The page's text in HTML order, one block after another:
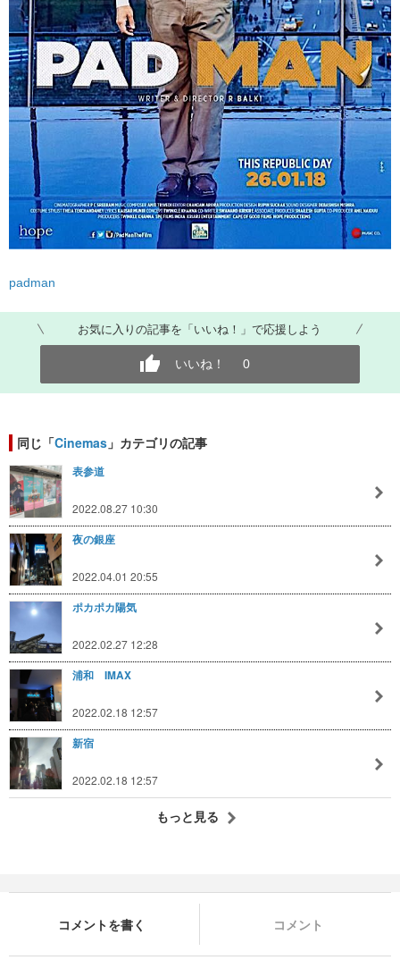
padman
お気に入りの記事を「いいね！」で応援しよう
いいね！ 0
同じ「Cinemas 」カテゴリの記事
表参道
2022.08.27 10:30
夜の銀座
2022.04.01 20:55
ポカポカ陽気
2022.02.27 12:28
浦和 IMAX
2022.02.18 12:57
新宿
2022.02.18 12:57
もっと見る
コメントを書く コメント